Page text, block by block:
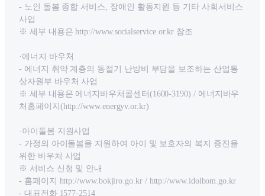
- 노인 돌봄 종합 서비스, 장애인 활동지원 등 기타 사회서비스
사업
※ 세부 내용은 http://www.socialservice.or.kr 참조
·에너지 바우처
- 에너지 취약 계층의 동절기 난방비 부담을 보조하는 산업통
상자원부 바우처 사업
※ 세부 내용은 에너지바우처콜센터(1600-3190) / 에너지바우
처홈페이지(http://www.energyv.or.kr)
·아이돌봄 지원사업
- 가정의 아이돌봄을 지원하여 아이 및 보호자의 복지 증진을
위한 바우처 사업
※ 서비스 신청 및 안내
- 홈페이지 http://www.bokjiro.go.kr / http://www.idolbom.go.kr
- 대표전화 1577-2514